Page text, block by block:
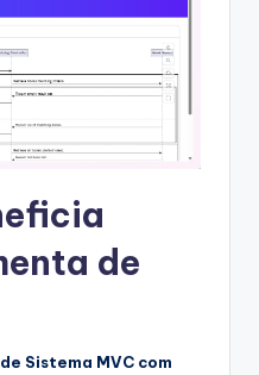
de
Sistema MVC com